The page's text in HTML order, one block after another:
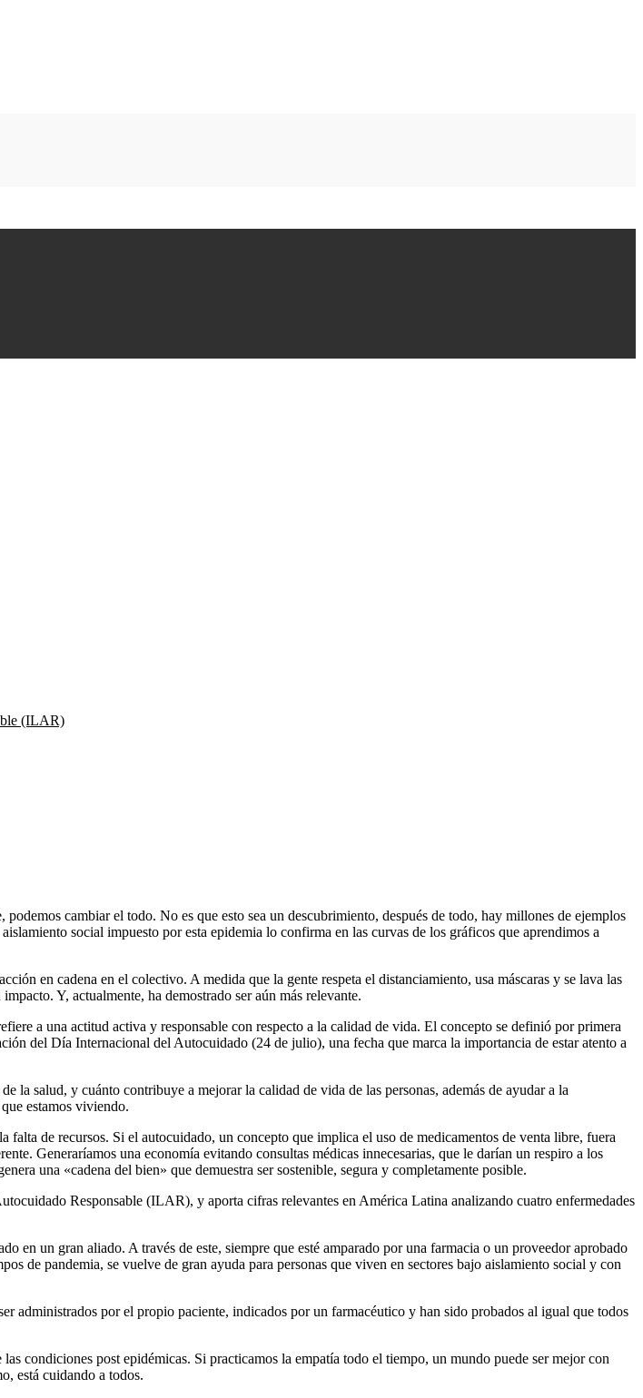
(ILAR)
cambiar el todo. No es que esto sea un descubrimiento, después de todo, hay millones de ejemplos
social impuesto por esta epidemia lo confirma en las curvas de los gráficos que aprendimos a
en cadena en el colectivo. A medida que la gente respeta el distanciamiento, usa máscaras y se lava las
Y, actualmente, ha demostrado ser aún más relevante.
a una actitud activa y responsable con respecto a la calidad de vida. El concepto se definió por primera
del Día Internacional del Autocuidado (24 de julio), una fecha que marca la importancia de estar atento a
la salud, y cuánto contribuye a mejorar la calidad de vida de las personas, además de ayudar a la
estamos viviendo.
falta de recursos. Si el autocuidado, un concepto que implica el uso de medicamentos de venta libre, fuera
Generaríamos una economía evitando consultas médicas innecesarias, que le darían un respiro a los
una «cadena del bien» que demuestra ser sostenible, segura y completamente posible.
Responsable (ILAR), y aporta cifras relevantes en América Latina analizando cuatro enfermedades
en un gran aliado. A través de este, siempre que esté amparado por una farmacia o un proveedor aprobado
de pandemia, se vuelve de gran ayuda para personas que viven en sectores bajo aislamiento social y con
administrados por el propio paciente, indicados por un farmacéutico y han sido probados al igual que todos
condiciones post epidémicas. Si practicamos la empatía todo el tiempo, un mundo puede ser mejor con
está cuidando a todos.